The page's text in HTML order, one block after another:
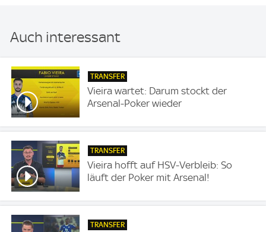
Auch interessant
TRANSFER
Vieira wartet: Darum stockt der
Arsenal-Poker wieder
TRANSFER
Vieira hofft auf HSV-Verbleib: So
läuft der Poker mit Arsenal!
TRANSFER